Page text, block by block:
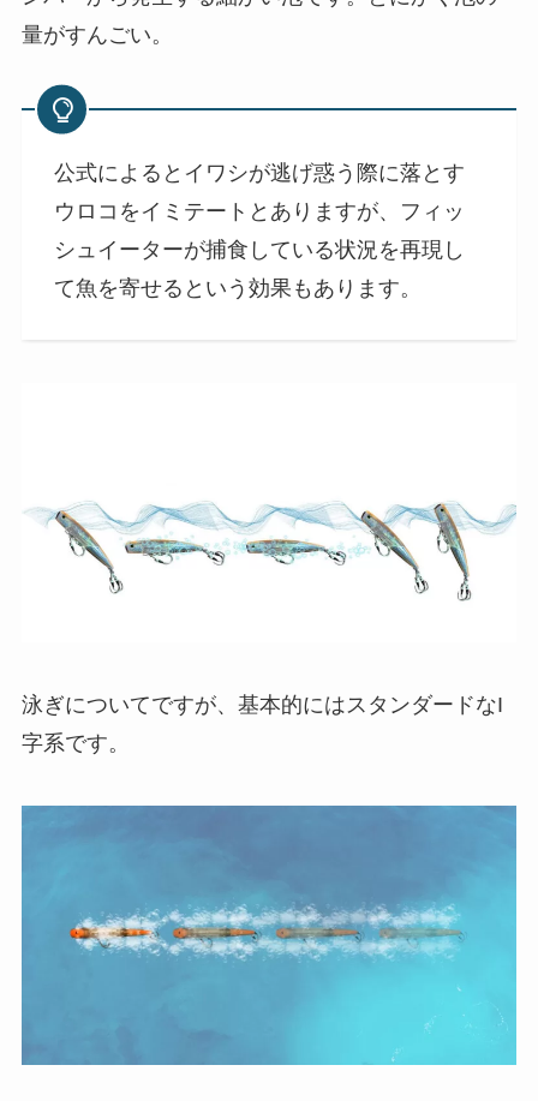
量がすんごい。
公式によるとイワシが逃げ惑う際に落とす
ウロコをイミテートとありますが、フィッ
シュイーターが捕食している状況を再現し
て魚を寄せるという効果もあります。
泳ぎについてですが、基本的にはスタンダードなI
字系です。